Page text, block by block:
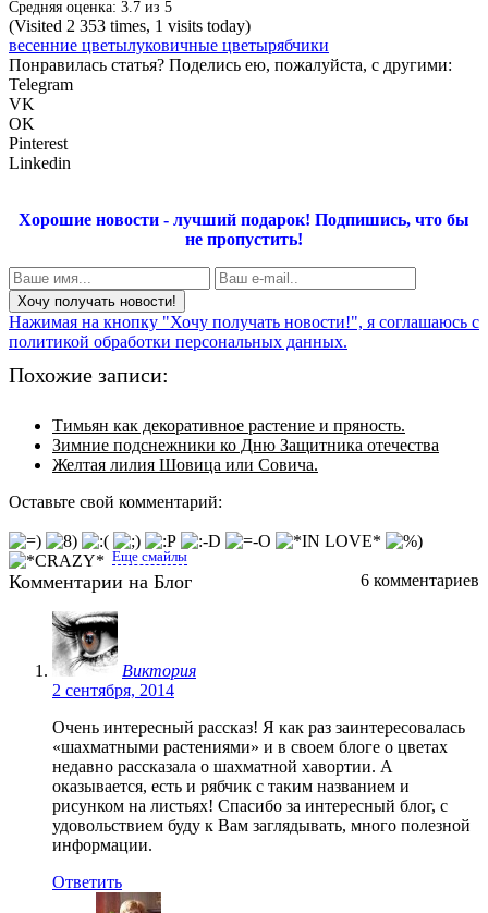
Средняя оценка: 3.7 из 5
(Visited 2 353 times, 1 visits today)
весенние цветылуковичные цветырябчики
Понравилась статья? Поделись ею, пожалуйста, с другими:
Telegram
VK
OK
Pinterest
Linkedin
Хорошие новости - лучший подарок! Подпишись, что бы
не пропустить!
Нажимая на кнопку "Хочу получать новости!", я соглашаюсь с
политикой обработки персональных данных.
Похожие записи:
Тимьян как декоративное растение и пряность.
Зимние подснежники ко Дню Защитника отечества
Желтая лилия Шовица или Совича.
Оставьте свой комментарий:
Еще смайлы
Комментарии на Блог 6 комментариев
Виктория
2 сентября, 2014
Очень интересный рассказ! Я как раз заинтересовалась
«шахматными растениями» и в своем блоге о цветах
недавно рассказала о шахматной хавортии. А
оказывается, есть и рябчик с таким названием и
рисунком на листьях! Спасибо за интересный блог, с
удовольствием буду к Вам заглядывать, много полезной
информации.
Ответить